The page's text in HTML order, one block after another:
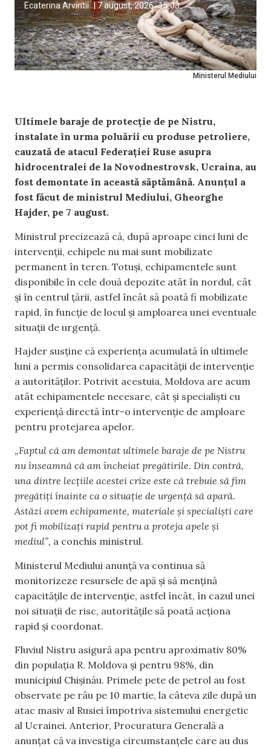
Ministerul Mediului
Ecaterina Arvintii |7 august, 2026 15:03
Ultimele baraje de protecție de pe Nistru,
instalate în urma poluării cu produse petroliere,
cauzată de atacul Federației Ruse asupra
hidrocentralei de la Novodnestrovsk, Ucraina, au
fost demontate în această săptămână. Anunțul a
fost făcut de ministrul Mediului, Gheorghe
Hajder, pe 7 august.
Ministrul precizează că, după aproape cinci luni de
intervenții, echipele nu mai sunt mobilizate
permanent în teren. Totuși, echipamentele sunt
disponibile în cele două depozite atât în nordul, cât
și în centrul țării, astfel încât să poată fi mobilizate
rapid, în funcție de locul și amploarea unei eventuale
situații de urgență.
Hajder susține că experiența acumulată în ultimele
luni a permis consolidarea capacității de intervenție
a autorităților. Potrivit acestuia, Moldova are acum
atât echipamentele necesare, cât și specialiști cu
experiență directă într-o intervenție de amploare
pentru protejarea apelor.
„Faptul că am demontat ultimele baraje de pe Nistru
nu înseamnă că am încheiat pregătirile. Din contră,
una dintre lecțiile acestei crize este că trebuie să fim
pregătiți înainte ca o situație de urgență să apară.
Astăzi avem echipamente, materiale și specialiști care
pot fi mobilizați rapid pentru a proteja apele și
mediul”, a conchis ministrul.
Ministerul Mediului anunță va continua să
monitorizeze resursele de apă și să mențină
capacitățile de intervenție, astfel încât, în cazul unei
noi situații de risc, autoritățile să poată acționa
rapid și coordonat.
Fluviul Nistru asigură apa pentru aproximativ 80%
din populația R. Moldova și pentru 98%, din
municipiul Chișinău. Primele pete de petrol au fost
observate pe râu pe 10 martie, la câteva zile după un
atac masiv al Rusiei împotriva sistemului energetic
al Ucrainei. Anterior, Procuratura Generală a
anunțat că va investiga circumstanțele care au dus